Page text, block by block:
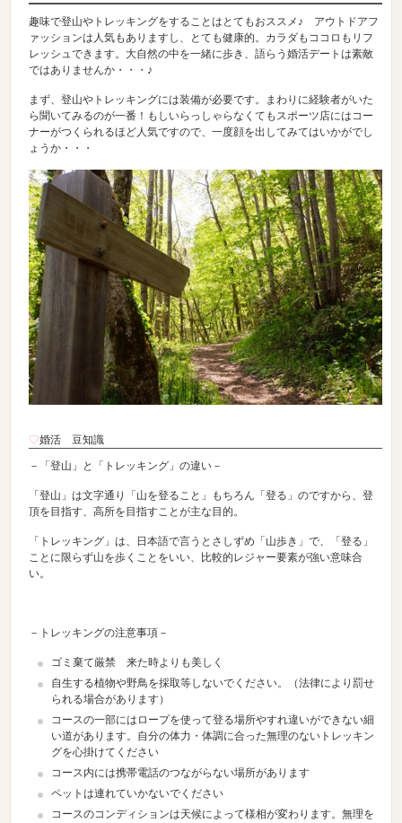
趣味で登山やトレッキングをすることはとてもおススメ♪ アウトドアフ
ァッションは人気もありますし、とても健康的。カラダもココロもリフ
レッシュできます。大自然の中を一緒に歩き、語らう婚活デートは素敵
ではありませんか・・・♪
まず、登山やトレッキングには装備が必要です。まわりに経験者がいた
ら聞いてみるのが一番！もしいらっしゃらなくてもスポーツ店にはコー
ナーがつくられるほど人気ですので、一度顔を出してみてはいかがでし
ょうか・・・
♡婚活 豆知識
－「登山 」と「トレッキング」の違い－
「登山」は文字通り「山を登ること」もちろん「登る」のですから、登
頂を目指す、高所を目指すことが主な目的。
「 トレッキング 」は、日本語で言うとさしずめ「 山歩き 」で、「登る」
ことに限らず山を歩くことをいい、比較的レジャー要素が強い意味合
い。
－トレッキングの注意事項－
ゴミ棄て厳禁 来た時よりも美しく
自生する植物や野鳥を採取等しないでください。（法律により罰せ
られる場合があります）
コースの一部にはロープを使って登る場所やすれ違いができない細
い道があります。自分の体力・体調に合った無理のないトレッキン
グを心掛けてください
コース内には携帯電話のつながらない場所があります
ペットは連れていかないでください
コースのコンディションは天候によって様相が変わります。無理を